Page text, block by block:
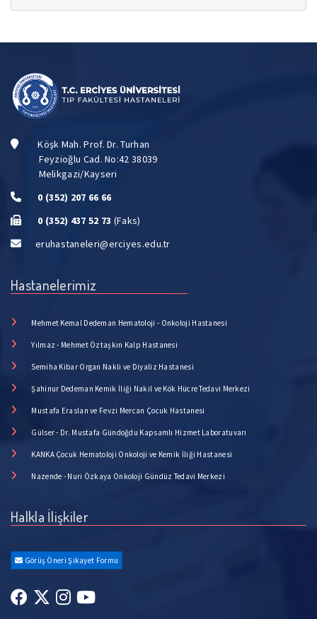
Köşk Mah. Prof. Dr. Turhan
Feyzioğlu Cad. No:42 38039
Melikgazi/Kayseri
0 (352) 207 66 66
0 (352) 437 52 73 (Faks)
eruhastaneleri@erciyes.edu.tr
Hastanelerimiz
Mehmet Kemal Dedeman Hematoloji - Onkoloji Hastanesi
Yılmaz - Mehmet Öztaşkın Kalp Hastanesi
Semiha Kibar Organ Nakli ve Diyaliz Hastanesi
Şahinur Dedeman Kemik İliği Nakil ve Kök Hücre Tedavi Merkezi
Mustafa Eraslan ve Fevzi Mercan Çocuk Hastanesi
Gülser - Dr. Mustafa Gündoğdu Kapsamlı Hizmet Laboratuvarı
KANKA Çocuk Hematoloji Onkoloji ve Kemik İliği Hastanesi
Nazende - Nuri Özkaya Onkoloji Gündüz Tedavi Merkezi
Halkla İlişkiler
Görüş Öneri Şikayet Formu